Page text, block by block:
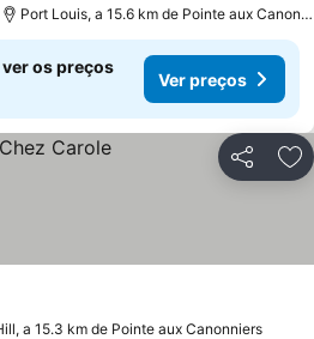
Port Louis, a 15.6 km de Pointe aux Canonniers
os preços
Ver preços
Partilhar
a 15.3 km de Pointe aux Canonniers